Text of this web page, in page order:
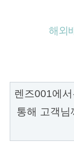
해외
렌즈001에
통해 고객님